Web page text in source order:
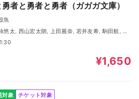
者と勇者と勇者（ガガガ文庫）
魚
¥1,650
対象 チケット対象